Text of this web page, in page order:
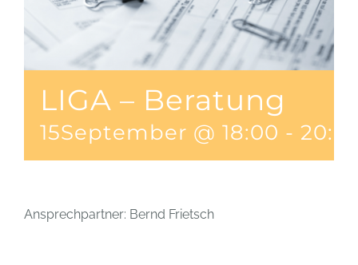
LIGA – Beratung
15September @ 18:00 -
Ansprechpartner: Bernd Frietsch